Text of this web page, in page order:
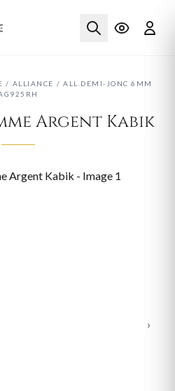
/ ALLIANCE / ALL.DEMI-JONC 6MM
Argent Kabik
›